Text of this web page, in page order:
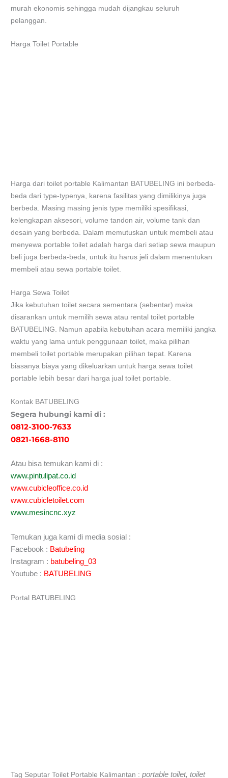
murah ekonomis sehingga mudah dijangkau seluruh
pelanggan.
Harga Toilet Portable
Harga dari toilet portable Kalimantan BATUBELING ini berbeda-
beda dari type-typenya, karena fasilitas yang dimilikinya juga
berbeda. Masing masing jenis type memiliki spesifikasi,
kelengkapan aksesori, volume tandon air, volume tank dan
desain yang berbeda. Dalam memutuskan untuk membeli atau
menyewa portable toilet adalah harga dari setiap sewa maupun
beli juga berbeda-beda, untuk itu harus jeli dalam menentukan
membeli atau sewa portable toilet.
Harga Sewa Toilet
Jika kebutuhan toilet secara sementara (sebentar) maka
disarankan untuk memilih sewa atau rental toilet portable
BATUBELING. Namun apabila kebutuhan acara memiliki jangka
waktu yang lama untuk penggunaan toilet, maka pilihan
membeli toilet portable merupakan pilihan tepat. Karena
biasanya biaya yang dikeluarkan untuk harga sewa toilet
portable lebih besar dari harga jual toilet portable.
Kontak BATUBELING
Segera hubungi kami di :
0812-3100-7633
0821-1668-8110
Atau bisa temukan kami di :
www.pintulipat.co.id
www.cubicleoffice.co.id
www.cubicletoilet.com
www.mesincnc.xyz
Temukan juga kami di media sosial :
Facebook : Batubeling
Instagram : batubeling_03
Youtube : BATUBELING
Portal BATUBELING
Tag Seputar Toilet Portable Kalimantan : portable toilet, toilet